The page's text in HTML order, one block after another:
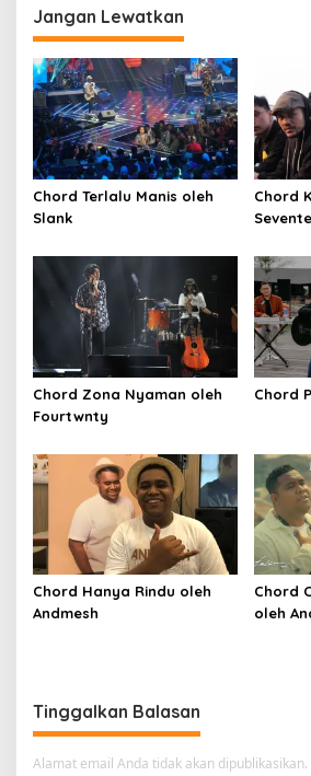
Jangan Lewatkan
Chord Terlalu Manis oleh
Slank
Chord
Chord Zona Nyaman oleh
Fourtwnty
Chord
Chord Hanya Rindu oleh
Andmesh
Chord
oleh
Tinggalkan Balasan
Alamat email Anda tidak akan dipublikasikan.